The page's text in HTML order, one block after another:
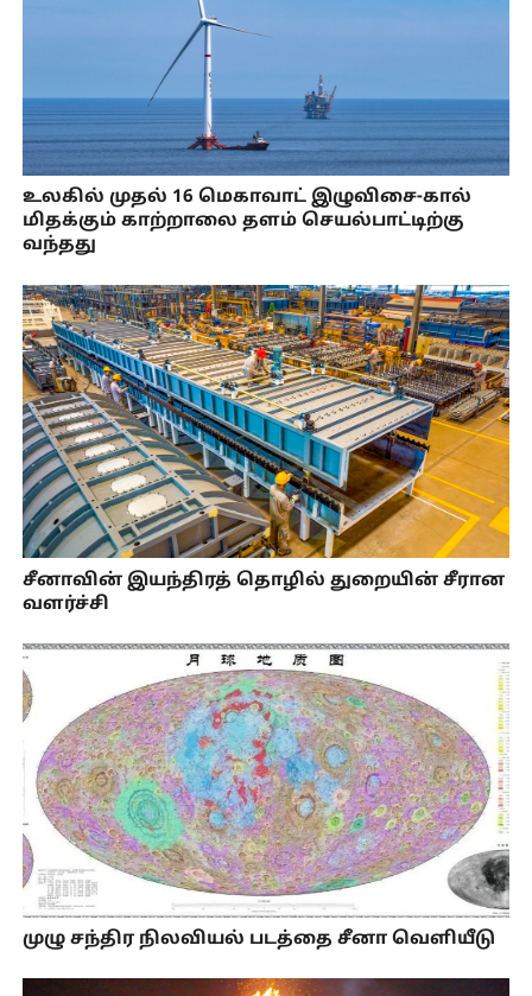
உலகில் முதல் 16 மெகாவாட் இழுவிசை-கால்
மிதக்கும் காற்றாலை தளம் செயல்பாட்டிற்கு
வந்தது
சீனாவின் இயந்திரத் தொழில் துறையின் சீரான
வளர்ச்சி
முழு சந்திர நிலவியல் படத்தை சீனா வெளியீடு